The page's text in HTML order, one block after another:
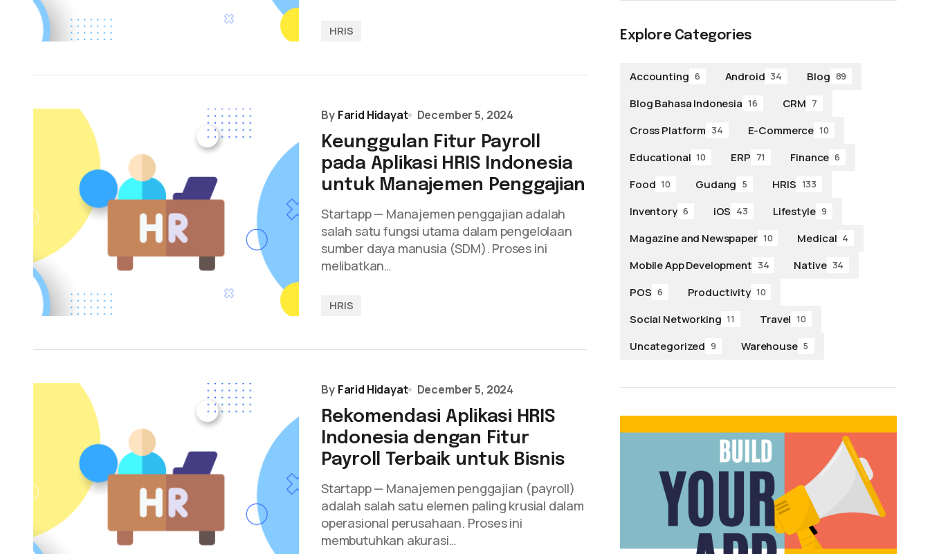
HRIS
By Farid Hidayat December 5, 2024
Keunggulan Fitur Payroll
pada Aplikasi HRIS Indonesia
untuk Manajemen Penggajian
Startapp — Manajemen penggajian adalah
salah satu fungsi utama dalam pengelolaan
sumber daya manusia (SDM). Proses ini
melibatkan…
HRIS
By Farid Hidayat December 5, 2024
Rekomendasi Aplikasi HRIS
Indonesia dengan Fitur
Payroll Terbaik untuk Bisnis
Startapp — Manajemen penggajian (payroll)
adalah salah satu elemen paling krusial dalam
operasional perusahaan. Proses ini
membutuhkan akurasi…
Explore Categories
Accounting 6 Android 34 Blog 89
Blog Bahasa Indonesia 16 CRM 7
Cross Platform 34 E-Commerce 10
Educational 10 ERP 71 Finance 6
Food 10 Gudang 5 HRIS 133
Inventory 6 iOS 43 Lifestyle 9
Magazine and Newspaper 10 Medical 4
Mobile App Development 34 Native 34
POS 6 Productivity 10
Social Networking 11 Travel 10
Uncategorized 9 Warehouse 5